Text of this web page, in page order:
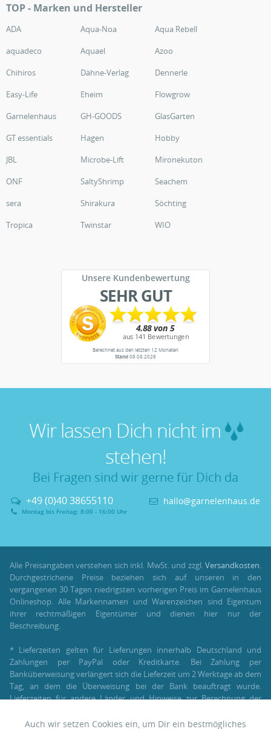
TOP - Marken und Hersteller
ADA Aqua-Noa
Aqua Rebell
aquadeco
Aquael
Azoo
Chihiros
Dähne-Verlag
Dennerle
Easy-Life
Eheim
Flowgrow
Garnelenhaus
GH-GOODS
GlasGarten
GT essentials
Hagen
Hobby
JBL
Microbe-Lift
Mironekuton
ONF
SaltyShrimp
Seachem
sera
Shirakura
Söchting
Tropica
Twinstar WIO
Unsere Kundenbewertung
SEHR GUT
Berechnet aus den letzten 12 Monaten
Stand09.08.2026
Wir lassen Dich nicht im
stehen!
Bei Fragen sind wir gerne für Dich da
+49 (0)40 38655110
Montag bis Freitag: 8:00 - 16:00 Uhr
hallo@garnelenhaus.de
Alle Preisangaben verstehen sich inkl. MwSt. und zzgl.Versandkosten.
Durchgestrichene Preise beziehen sich auf unseren in den
vergangenen 30 Tagen niedrigsten vorherigen Preis im Garnelenhaus
Onlineshop. Alle Markennamen und Warenzeichen sind Eigentum
ihrer rechtmäßigen Eigentümer und dienen hier nur der
Beschreibung.
* Lieferzeiten gelten für Lieferungen innerhalb Deutschland und
Zahlungen per PayPal oder Kreditkarte. Bei Zahlung per
Banküberweisung verlängert sich die Lieferzeit um 2 Werktage ab dem
Tag, an dem die Überweisung bei der Bank beauftragt wurde.
Lieferzeiten für andere Länder und Hinweise zur Berechnung der
Funktionale Aktiv
Auch wir setzen Cookies ein, um Dir ein bestmögliches